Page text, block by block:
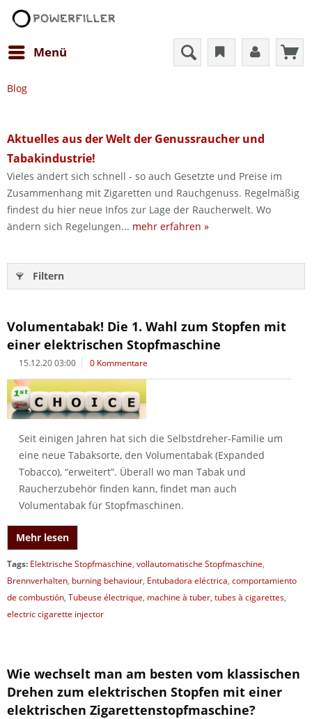
Menü
Blog
Aktuelles aus der Welt der Genussraucher und
Tabakindustrie!
Vieles ändert sich schnell - so auch Gesetzte und Preise im
Zusammenhang mit Zigaretten und Rauchgenuss. Regelmäßig
findest du hier neue Infos zur Lage der Raucherwelt. Wo
ändern sich Regelungen... mehr erfahren »
Filtern
Volumentabak! Die 1. Wahl zum Stopfen mit
einer elektrischen Stopfmaschine
15.12.20 03:00 0 Kommentare
Seit einigen Jahren hat sich die Selbstdreher-Familie um
eine neue Tabaksorte, den Volumentabak (Expanded
Tobacco), “erweitert”. Überall wo man Tabak und
Raucherzubehör finden kann, findet man auch
Volumentabak für Stopfmaschinen.
Mehr lesen
Tags: Elektrische Stopfmaschine, vollautomatische Stopfmaschine,
Brennverhalten, burning behaviour, Entubadora eléctrica, comportamiento
de combustión, Tubeuse électrique, machine à tuber, tubes à cigarettes,
electric cigarette injector
Wie wechselt man am besten vom klassischen
Drehen zum elektrischen Stopfen mit einer
elektrischen Zigarettenstopfmaschine?